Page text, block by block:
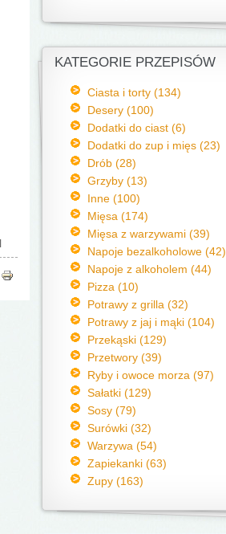
KATEGORIE PRZEPISÓW
Ciasta i torty (134)
Desery (100)
Dodatki do ciast (6)
Dodatki do zup i mięs (23)
Drób (28)
Grzyby (13)
Inne (100)
Mięsa (174)
Mięsa z warzywami (39)
Napoje bezalkoholowe (42)
Napoje z alkoholem (44)
Pizza (10)
Potrawy z grilla (32)
Potrawy z jaj i mąki (104)
Przekąski (129)
Przetwory (39)
Ryby i owoce morza (97)
Sałatki (129)
Sosy (79)
Surówki (32)
Warzywa (54)
Zapiekanki (63)
Zupy (163)